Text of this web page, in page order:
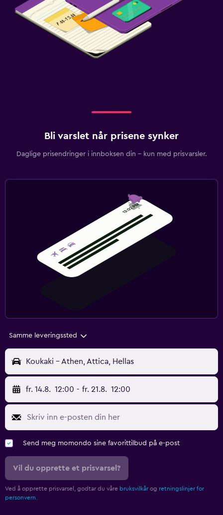
Bli varslet når prisene synker
Daglige prisendringer i innboksen din – kun med prisvarsler.
Samme leveringssted
Koukaki - Athen, Attica, Hellas
fr. 14.8. 12:00 - fr. 21.8. 12:00
Send meg momondo sine favorittilbud på e-post
Vil du opprette et prisvarsel?
Ved å opprette prisvarsel, godtar du våre bruksvilkår og retningslinjer for
personvern.